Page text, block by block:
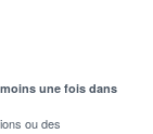
une fois dans
ou des